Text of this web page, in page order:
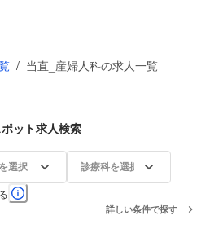
/ 当直_産婦人科の求人一覧
ット求人検索
選択 診療科を選択
詳しい条件で探す